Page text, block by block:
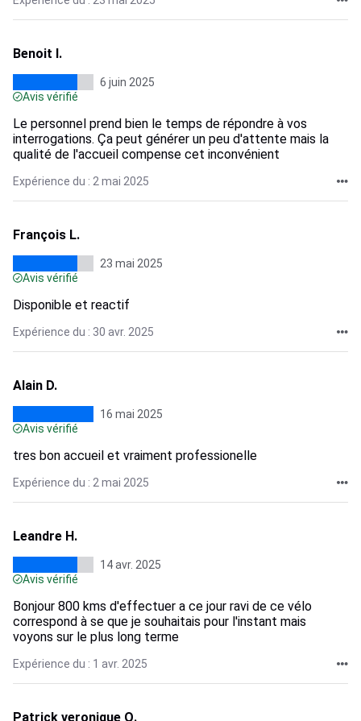
Benoit I.
6 juin 2025
Avis vérifié
Le personnel prend bien le temps de répondre à vos
interrogations. Ça peut générer un peu d'attente mais la
qualité de l'accueil compense cet inconvénient
Expérience du : 2 mai 2025
François L.
23 mai 2025
Avis vérifié
Disponible et reactif
Expérience du : 30 avr. 2025
Alain D.
16 mai 2025
Avis vérifié
tres bon accueil et vraiment professionelle
Expérience du : 2 mai 2025
Leandre H.
14 avr. 2025
Avis vérifié
Bonjour 800 kms d'effectuer a ce jour ravi de ce vélo
correspond à se que je souhaitais pour l'instant mais
voyons sur le plus long terme
Expérience du : 1 avr. 2025
Patrick veronique Q.